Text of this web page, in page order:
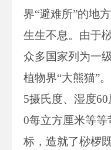
界“避难所”的地
生生不息。由于
众多国家列为一
植物界“大熊猫”
5摄氏度、湿度
0每立方厘米等
标，造就了桫椤